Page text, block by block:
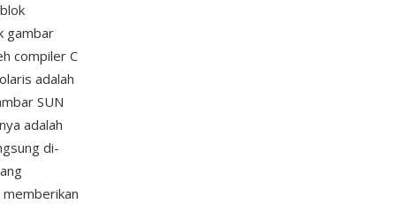
gambar
compiler C
adalah
SUN
adalah
di-